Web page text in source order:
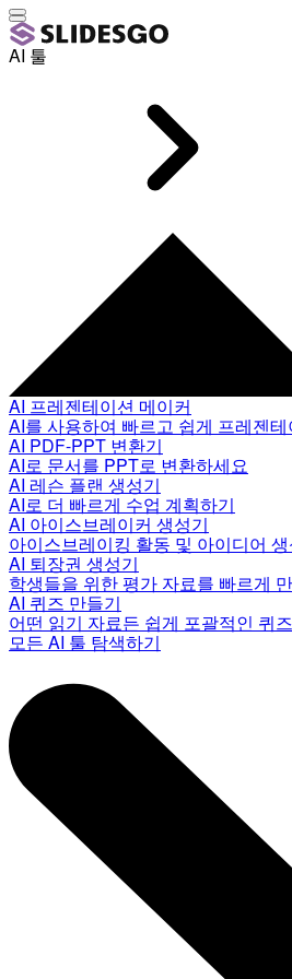
AI 툴
AI 프레젠테이션 메이커
AI를 사용하여 빠르고 쉽게 프레젠
AI PDF-PPT 변환기
AI로 문서를 PPT로 변환하세요
AI 레슨 플랜 생성기
AI로 더 빠르게 수업 계획하기
AI 아이스브레이커 생성기
아이스브레이킹 활동 및 아이디어 생
AI 퇴장권 생성기
학생들을 위한 평가 자료를 빠르게
AI 퀴즈 만들기
어떤 읽기 자료든 쉽게 포괄적인 퀴
모든 AI 툴 탐색하기